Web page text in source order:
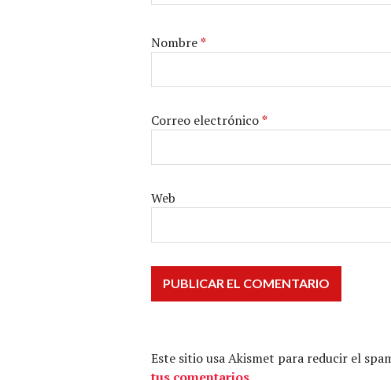
Nombre*
Correo electrónico*
Web
Este sitio usa Akismet para reducir el
tus comentarios.